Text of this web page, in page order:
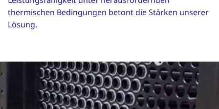
thermischen Bedingungen betont die Stärken unserer
Lösung.